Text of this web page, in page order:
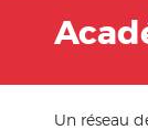
Un réseau